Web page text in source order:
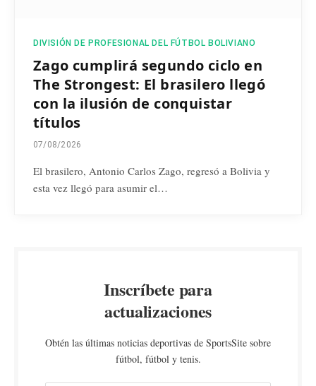
DIVISIÓN DE PROFESIONAL DEL FÚTBOL BOLIVIANO
Zago cumplirá segundo ciclo en
The Strongest: El brasilero llegó
con la ilusión de conquistar
títulos
07/08/2026
El brasilero, Antonio Carlos Zago, regresó a Bolivia y
esta vez llegó para asumir el…
Inscríbete para
actualizaciones
Obtén las últimas noticias deportivas de SportsSite sobre
fútbol, fútbol y tenis.